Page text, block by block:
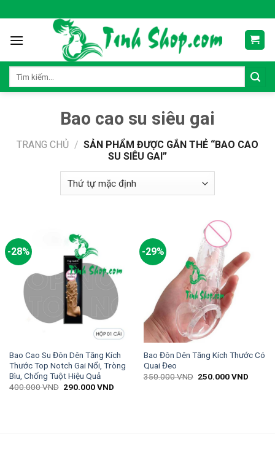
content
Tìm
Bao cao su siêu gai
TRANG CHỦ / SẢN PHẨM ĐƯỢC GẮN THẺ “BAO CAO
SU SIÊU GAI”
-28%
Bao Cao Su Đôn Dên Tăng Kích
Thước Top Notch Gai Nổi, Tròng
Bìu, Chống Tuột Hiệu Quả
400.000VND 290.000VND
-29%
Bao Đôn Dên Tăng Kích Thước Có
Quai Đeo
350.000VND 250.000VND